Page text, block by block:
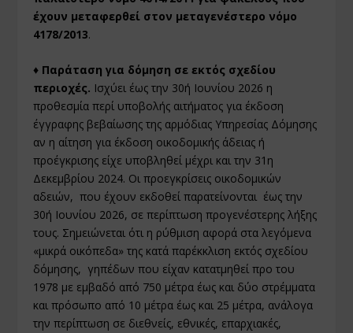
έχουν μεταφερθεί στον μεταγενέστερο νόμο
4178/2013.
♦ Παράταση για δόμηση σε εκτός σχεδίου
περιοχές. Ισχύει έως την 30ή Ιουνίου 2026 η
προθεσμία περί υποβολής αιτήματος για έκδοση
έγγραφης βεβαίωσης της αρμόδιας Υπηρεσίας Δόμησης
αν η αίτηση για έκδοση οικοδομικής άδειας ή
προέγκρισης είχε υποβληθεί μέχρι και την 31η
Δεκεμβρίου 2024. Οι προεγκρίσεις οικοδομικών
αδειών, που έχουν εκδοθεί παρατείνονται έως την
30ή Ιουνίου 2026, σε περίπτωση προγενέστερης λήξης
τους. Σημειώνεται ότι η ρύθμιση αφορά στα λεγόμενα
«μικρά οικόπεδα» της κατά παρέκκλιση εκτός σχεδίου
δόμησης, γηπέδων που είχαν κατατμηθεί προ του
1978 με εμβαδό από 750 μέτρα έως και δύο στρέμματα
και πρόσωπο από 10 μέτρα έως και 25 μέτρα, ανάλογα
την περίπτωση σε διεθνείς, εθνικές, επαρχιακές,